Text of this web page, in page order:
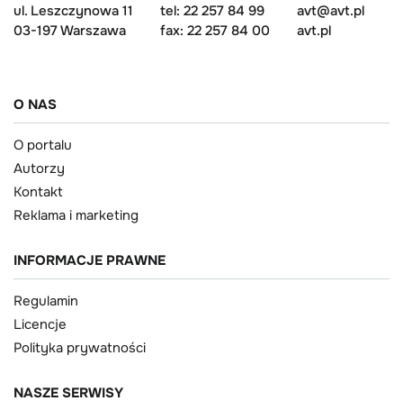
ul. Leszczynowa 11
03-197 Warszawa
tel: 22 257 84 99
fax: 22 257 84 00
avt@avt.pl
avt.pl
O NAS
O portalu
Autorzy
Kontakt
Reklama i marketing
INFORMACJE PRAWNE
Regulamin
Licencje
Polityka prywatności
NASZE SERWISY